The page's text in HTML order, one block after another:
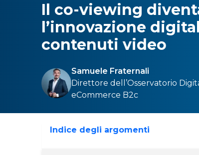
Il co-viewing
l’innovazione
contenuti video
Samuele Fraternali
Direttore dell’Osservatorio
eCommerce B2c
Indice degli argomenti